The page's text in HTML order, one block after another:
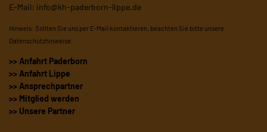
E-Mail: info@kh-paderborn-lippe.de
Hinweis: Sollten Sie uns per E-Mail kontaktieren, beachten Sie bitte unsere
Datenschutzhinweise
>> Anfahrt Paderborn
>> Anfahrt Lippe
>> Ansprechpartner
>> Mitglied werden
>> Unsere Partner